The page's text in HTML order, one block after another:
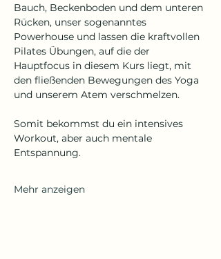
Bauch, Beckenboden und dem unteren
Rücken, unser sogenanntes
Powerhouse und lassen die kraftvollen
Pilates Übungen, auf die der
Hauptfocus in diesem Kurs liegt, mit
den fließenden Bewegungen des Yoga
und unserem Atem verschmelzen.
Somit bekommst du ein intensives
Workout, aber auch mentale
Entspannung.
Mehr anzeigen